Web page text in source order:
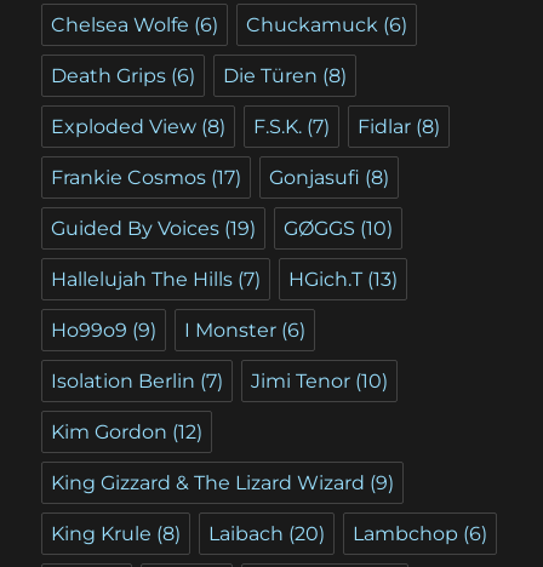
Chelsea Wolfe (6) Chuckamuck (6)
Death Grips (6) Die Türen (8)
Exploded View (8) F.S.K. (7) Fidlar (8)
Frankie Cosmos (17) Gonjasufi (8)
Guided By Voices (19) GØGGS (10)
Hallelujah The Hills (7) HGich.T (13)
Ho99o9 (9) I Monster (6)
Isolation Berlin (7) Jimi Tenor (10)
Kim Gordon (12)
King Gizzard & The Lizard Wizard (9)
King Krule (8) Laibach (20) Lambchop (6)